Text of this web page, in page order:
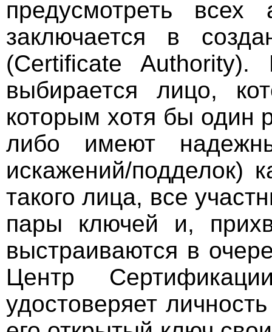
предусмотреть
заключается в
(Certificate Authority).
выбирается лицо,
которым хотя бы один
либо имеют
искажений/подделок)
такого лица, все
пары ключей и,
выстраиваются в
Центр
удостоверяет